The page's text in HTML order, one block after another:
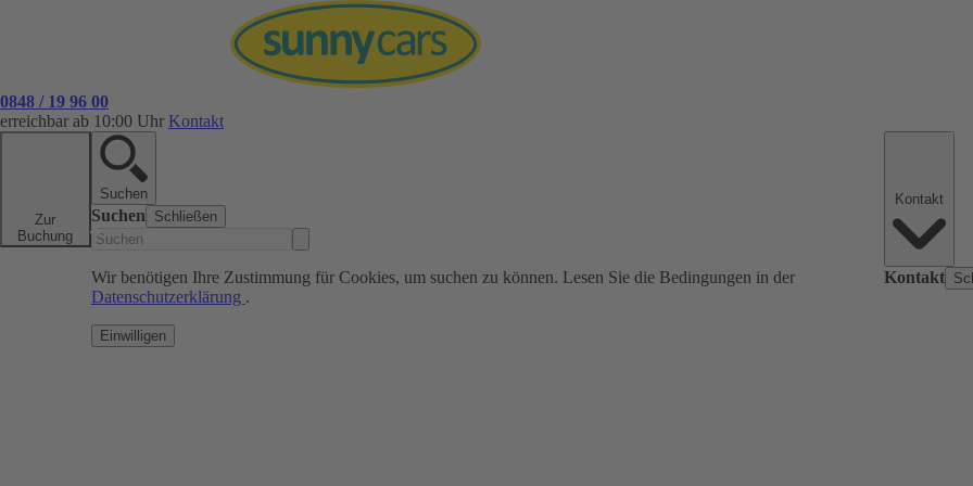
0848 / 19 96 00
erreichbar ab 10:00 Uhr Kontakt
Zur
Buchung
Suchen
Suchen Schließen
Wir benötigen Ihre Zustimmung für Cookies, um suchen zu können. Lesen Sie die Bedingungen in der
Datenschutzerklärung .
Einwilligen
Kontakt